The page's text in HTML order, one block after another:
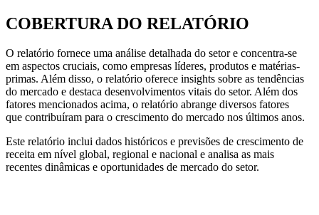
COBERTURA DO RELATÓRIO
O relatório fornece uma análise detalhada do setor e concentra-se
em aspectos cruciais, como empresas líderes, produtos e matérias-
primas. Além disso, o relatório oferece insights sobre as tendências
do mercado e destaca desenvolvimentos vitais do setor. Além dos
fatores mencionados acima, o relatório abrange diversos fatores
que contribuíram para o crescimento do mercado nos últimos anos.
Este relatório inclui dados históricos e previsões de crescimento de
receita em nível global, regional e nacional e analisa as mais
recentes dinâmicas e oportunidades de mercado do setor.